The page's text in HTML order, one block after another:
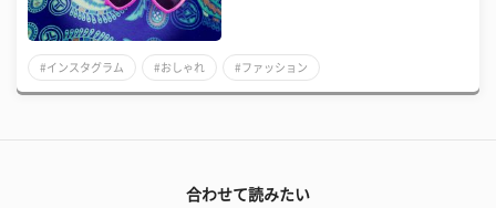
#インスタグラム #おしゃれ #ファッション
合わせて読みたい